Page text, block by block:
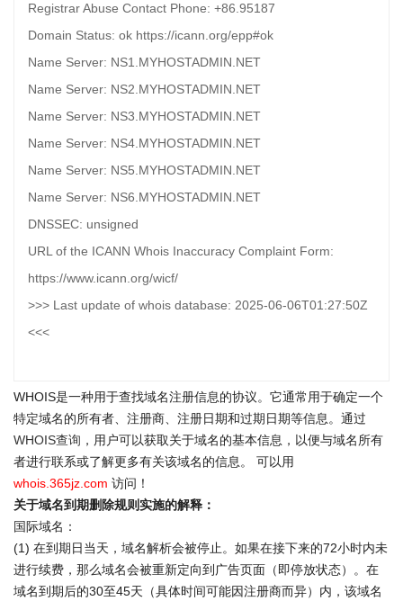
Registrar Abuse Contact Phone: +86.95187
Domain Status: ok https://icann.org/epp#ok
Name Server: NS1.MYHOSTADMIN.NET
Name Server: NS2.MYHOSTADMIN.NET
Name Server: NS3.MYHOSTADMIN.NET
Name Server: NS4.MYHOSTADMIN.NET
Name Server: NS5.MYHOSTADMIN.NET
Name Server: NS6.MYHOSTADMIN.NET
DNSSEC: unsigned
URL of the ICANN Whois Inaccuracy Complaint Form:
https://www.icann.org/wicf/
>>> Last update of whois database: 2025-06-06T01:27:50Z
<<<
WHOIS是一种用于查找域名注册信息的协议。它通常用于确定一个
特定域名的所有者、注册商、注册日期和过期日期等信息。通过
WHOIS查询 ，用户可以获取关于域名的基本信息，以便与域名所有
者进行联系或了解更多有关该域名的信息。 可以用
whois.365jz.com 访问！
关于域名到期删除规则实施的解释：
国际域名：
(1) 在到期日当天，域名解析会被停止。如果在接下来的72小时内未
进行续费，那么域名会被重新定向到广告页面（即停放状态）。在
域名到期后的30至45天（具体时间可能因注册商而异）内，该域名